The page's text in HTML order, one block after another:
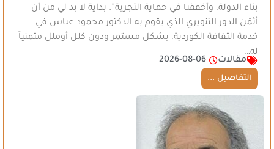
بناء الدولة، وأخفقنا في حماية التجربة”. بداية لا بد لي من أن
أثمّن الدور التنويري الذي يقوم به الدكتور محمود عباس في
خدمة الثقافة الكوردية، بشكل مستمر ودون كلل أوملل متمنياً
له…
مقالات
2026-08-06
التفاصيل ...